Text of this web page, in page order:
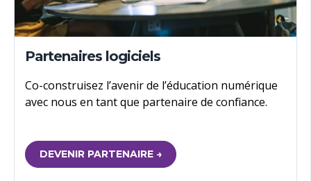
Partenaires logiciels
Co-construisez l’avenir de l’éducation numérique
avec nous en tant que partenaire de confiance.
DEVENIR PARTENAIRE →